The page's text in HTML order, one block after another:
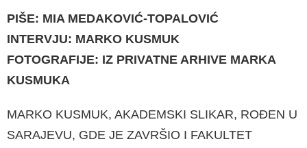
PIŠE: MIA MEDAKOVIĆ-TOPALOVIĆ
INTERVJU: MARKO KUSMUK
FOTOGRAFIJE: IZ PRIVATNE ARHIVE MARKA
KUSMUKA
MARKO KUSMUK, AKADEMSKI SLIKAR, RO­ĐEN U
SARAJEVU, GDE JE ZAVRŠIO I FAKUL­TET